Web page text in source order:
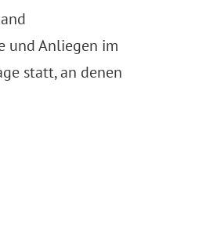
und Anliegen im
statt, an denen